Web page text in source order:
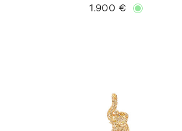
1.900 €